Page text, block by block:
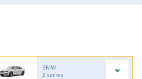
BMW
2 series